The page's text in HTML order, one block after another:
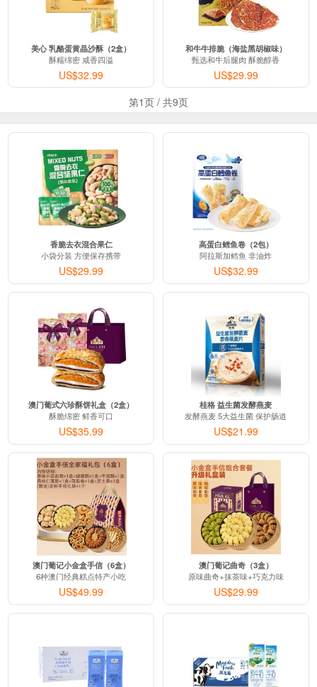
美心 乳酪蛋黄晶沙酥（2盒）
酥糯绵密 咸香四溢
US$32.99
和牛牛排脆（海盐黑胡椒味）
甄选和牛后腿肉 酥脆醇香
US$29.99
第1页 / 共9页
香脆去衣混合果仁
小袋分装 方便保存携带
US$29.99
高蛋白鳕鱼卷（2包）
阿拉斯加鳕鱼 非油炸
US$32.99
澳门葡式六珍酥饼礼盒（2盒）
酥脆绵密 鲜香可口
US$35.99
桂格 益生菌发酵燕麦
发酵燕麦 5大益生菌 保护肠道
US$21.99
澳门葡记小金盒手信（6盒）
6种澳门经典糕点特产小吃
US$49.99
澳门葡记曲奇（3盒）
原味曲奇+抹茶味+巧克力味
US$29.99